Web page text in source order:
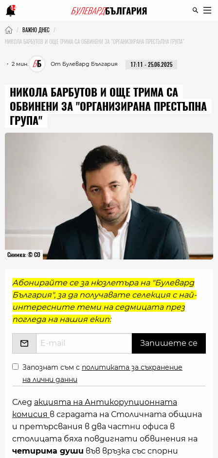
14
ВАЖНО ДНЕС
НИКОЛА БАРБУТОВ И ОЩЕ ТРИМА СА ОБВИНЕНИ ЗА "ОРГАНИЗИРАНА ПРЕСТЪПНА ГРУПА"
・ 2 мин. От Булевард България 17:11 - 25.06.2025
НИКОЛА БАРБУТОВ И ОЩЕ ТРИМА СА
ОБВИНЕНИ ЗА "ОРГАНИЗИРАНА ПРЕСТЪПНА
ГРУПА"
Снимка: © СО
Абонирайте се за нюзлетъра на "Булевард
България", за да получавате селекция с най-
интересните теми на седмицата през
погледа на нашия екип:
Запознат съм с политиката за съхранение
на лични данни
След акцията на Антикорупционната
комисия в сградата на Столичната община
и претърсвания в два частни офиса в
столицата бяха повдигнати обвинения на
четирима души във връзка със спорни